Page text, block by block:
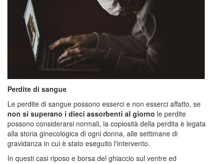
Perdite di sangue
Le perdite di sangue possono esserci e non esserci affatto, se
non si superano i dieci assorbenti al giorno le perdite
possono considerarsi normali, la copiosità della perdita è legata
alla storia ginecologica di ogni donna, alle settimane di
gravidanza in cui è stato eseguito l'intervento.
In questi casi riposo e borsa del ghiaccio sul ventre ed